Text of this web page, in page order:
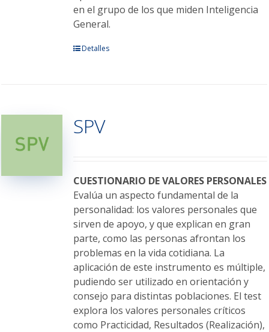
en el grupo de los que miden Inteligencia
General.
Este
Las
opciones
elegir
en
la
página
de
producto
Detalles
SPV
CUESTIONARIO DE VALORES PERSONALES
Evalúa un aspecto fundamental de la
personalidad: los valores personales que
sirven de apoyo, y que explican en gran
parte, como las personas afrontan los
problemas en la vida cotidiana. La
aplicación de este instrumento es múltiple,
pudiendo ser utilizado en orientación y
consejo para distintas poblaciones. El test
explora los valores personales críticos
como Practicidad, Resultados (Realización),